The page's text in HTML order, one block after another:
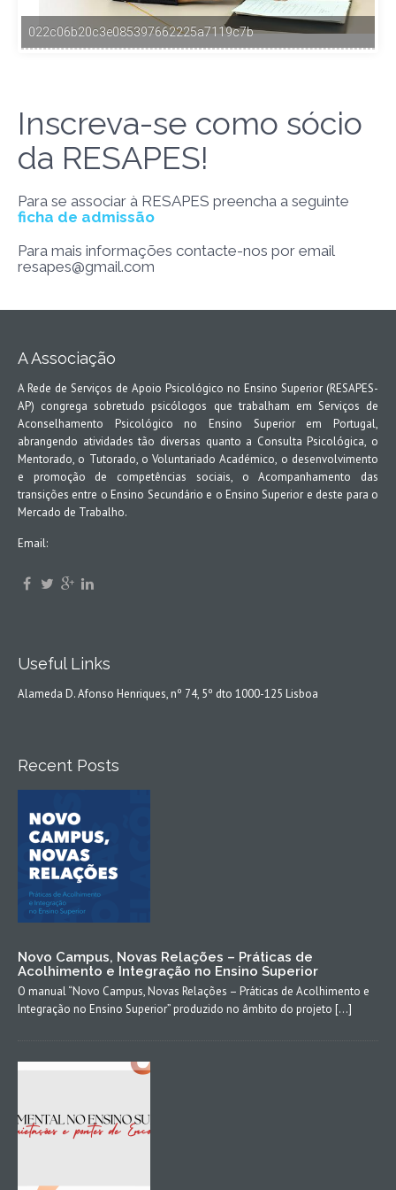
022c06b20c3e085397662225a7119c7b
Inscreva-se como sócio
da RESAPES!
Para se associar à RESAPES preencha a seguinte
ficha de admissão
Para mais informações contacte-nos por email
resapes@gmail.com
A Associação
A Rede de Serviços de Apoio Psicológico no Ensino Superior (RESAPES-
AP) congrega sobretudo psicólogos que trabalham em Serviços de
Aconselhamento Psicológico no Ensino Superior em Portugal,
abrangendo atividades tão diversas quanto a Consulta Psicológica, o
Mentorado, o Tutorado, o Voluntariado Académico, o desenvolvimento
e promoção de competências sociais, o Acompanhamento das
transições entre o Ensino Secundário e o Ensino Superior e deste para o
Mercado de Trabalho.
Email:
Useful Links
Alameda D. Afonso Henriques, nº 74, 5º dto 1000-125 Lisboa
Recent Posts
Novo Campus, Novas Relações – Práticas de
Acolhimento e Integração no Ensino Superior
O manual “Novo Campus, Novas Relações – Práticas de Acolhimento e
Integração no Ensino Superior” produzido no âmbito do projeto […]